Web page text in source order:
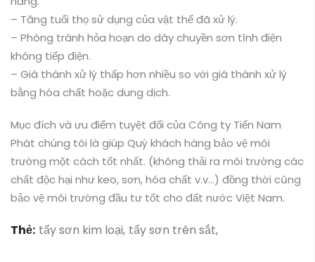
Mục đích và ưu điểm tuyệt đối của Công ty Tiến Nam
Phát chúng tôi là giúp Quý khách hàng bảo vệ môi
trường một cách tốt nhất. (không thải ra môi trường các
chất độc hại như keo, sơn, hóa chất v.v…) đồng thời cũng
bảo vệ môi trường đầu tư tốt cho đất nước Việt Nam.
Đến với Tiến Nam Phát Khách
hàng luôn an tâm:
chọn từ các Nhà sản xuất